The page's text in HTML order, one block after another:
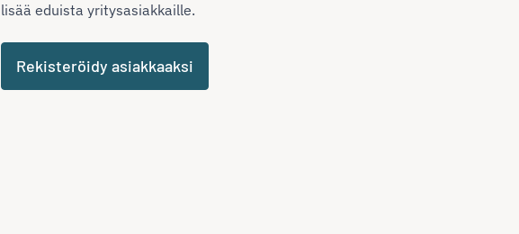
lisää eduista yritysasiakkaille.
Rekisteröidy asiakkaaksi